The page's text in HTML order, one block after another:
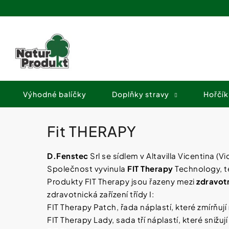
na
Výhodné balíčky Doplňky stravy
Fit THERAPY
D.Fenstec Srl se sídlem v Altavilla Vicentina
Společnost vyvinula FIT Therapy Technology,
Produkty FIT Therapy jsou řazeny mezi
zdravotnická zařízení třídy I:
FIT Therapy Patch, řada náplastí, které
FIT Therapy Lady, sada tří náplastí, které
o
obchodu
obchodu